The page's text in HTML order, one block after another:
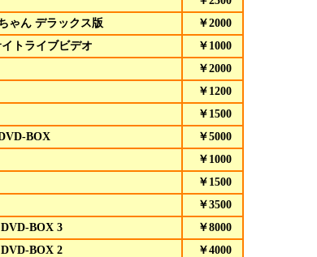
ゃん デラックス版
￥2000
トライブビデオ
￥1000
￥2000
￥1200
￥1500
BOX
￥5000
￥1000
￥1500
￥3500
BOX 3
￥8000
BOX 2
￥4000